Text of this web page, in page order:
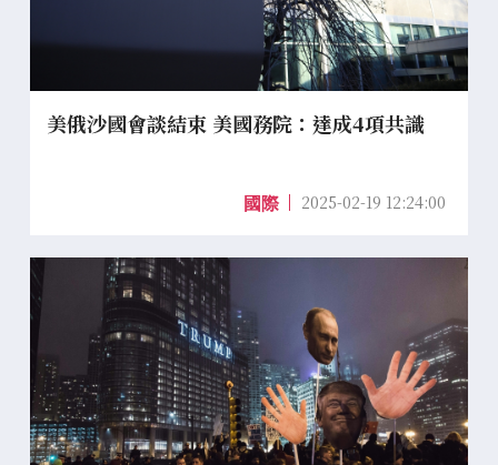
美俄沙國會談結束 美國務院：達成4項共識
國際 2025-02-19 12:24:00